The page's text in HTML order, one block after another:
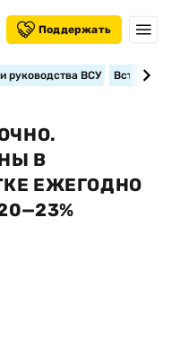
Поддержать
руководства ВСУ
В
ЕЖЕГОДНО